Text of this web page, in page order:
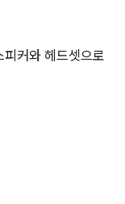
커와 헤드셋으로